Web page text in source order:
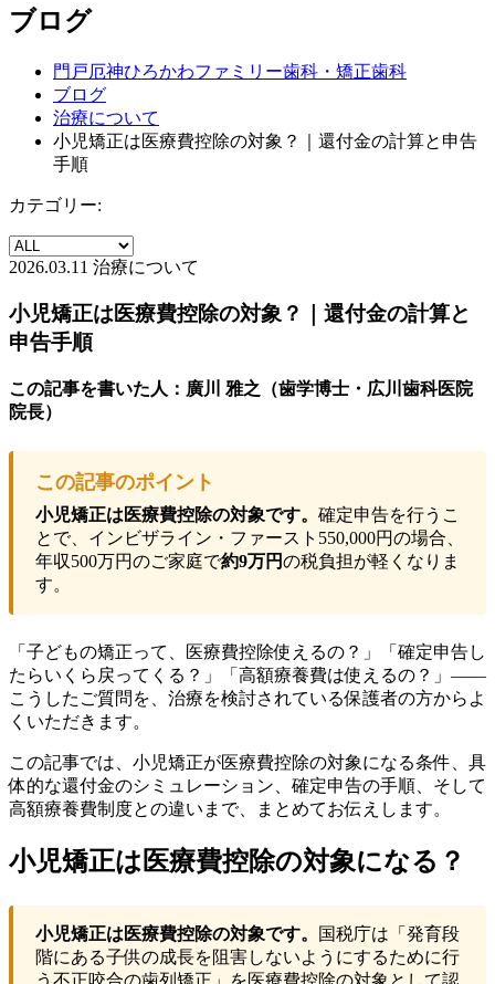
ブログ
門戸厄神ひろかわファミリー歯科・矯正歯科
ブログ
治療について
小児矯正は医療費控除の対象？｜還付金の計算と申告
手順
カテゴリー:
2026.03.11 治療について
小児矯正は医療費控除の対象？｜還付金の計算と
申告手順
この記事を書いた人：廣川 雅之（歯学博士・広川歯科医院
院長）
この記事のポイント
小児矯正は医療費控除の対象です。 確定申告を行うこ
とで、インビザライン・ファースト550,000円の場合、
年収500万円のご家庭で約9万円の税負担が軽くなりま
す。
「子どもの矯正って、医療費控除使えるの？」「確定申告し
たらいくら戻ってくる？」「高額療養費は使えるの？」——
こうしたご質問を、治療を検討されている保護者の方からよ
くいただきます。
この記事では、小児矯正が医療費控除の対象になる条件、具
体的な還付金のシミュレーション、確定申告の手順、そして
高額療養費制度との違いまで、まとめてお伝えします。
小児矯正は医療費控除の対象になる？
小児矯正は医療費控除の対象です。
国税庁は「発育段
階にある子供の成長を阻害しないようにするために行
う不正咬合の歯列矯正」を医療費控除の対象として認